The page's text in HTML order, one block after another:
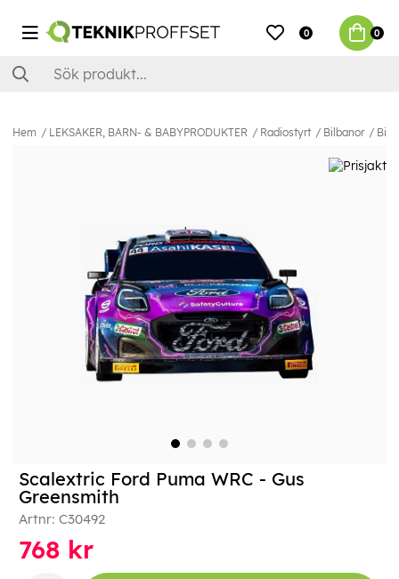
0 0
Hem LEKSAKER, BARN- & BABYPRODUKTER Radiostyrt Bilbanor Bilar
Scalextric Ford Puma WRC - Gus
Greensmith
Artnr: C30492
768 kr